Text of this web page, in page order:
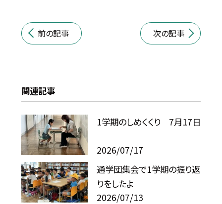
前の記事 次の記事
関連記事
1学期のしめくくり 7月17日
2026/07/17
通学団集会で1学期の振り返
りをしたよ
2026/07/13